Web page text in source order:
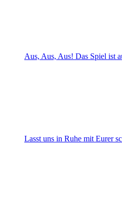
Aus, Aus, Aus! Das Spiel ist
Lasst uns in Ruhe mit Eurer